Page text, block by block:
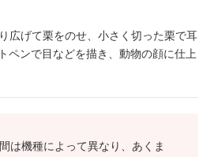
広げて栗をのせ、小さく切った栗で耳
ペンで目などを描き、動物の顔に仕上
は機種によって異なり、あくま